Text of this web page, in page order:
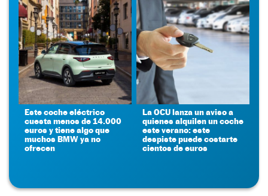
Este coche eléctrico
cuesta menos de 14.000
euros y tiene algo que
muchos BMW ya no
ofrecen
La OCU lanza un aviso a
quienes alquilen un coche
este verano: este
despiste puede costarte
cientos de euros